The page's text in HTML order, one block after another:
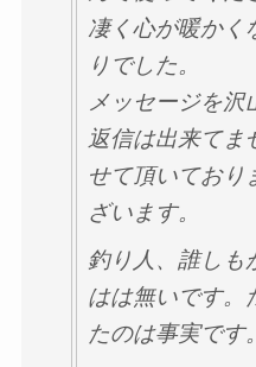
凄く心が暖かく
りでした。
メッセージを沢
返信は出来てま
せて頂いており
ざいます。
釣り人、誰しも
はは無いです。
たのは事実です。